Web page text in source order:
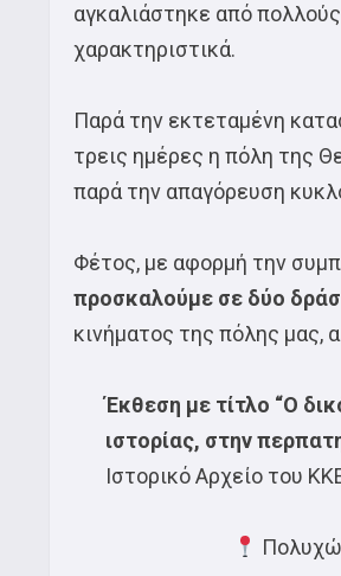
αγκαλιάστηκε από
χαρακτηριστικά.
Παρά την εκτεταμένη
τρεις ημέρες η πόλη της
παρά την απαγόρευση
Φέτος, με αφορμή την
προσκαλούμε σε δύο
κινήματος της πόλης μας,
Έκθεση με τίτλο “Ο
ιστορίας, στην
Ιστορικό Αρχείο του